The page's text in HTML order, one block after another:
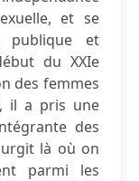
et se
publique et
du XXIe
des femmes
il a pris une
des
là où on
parmi les